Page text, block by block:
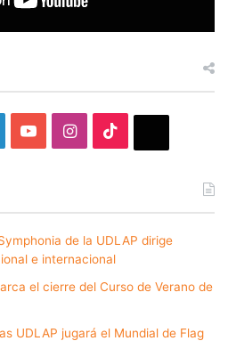
YouTubeInstagram
de la UDLAP dirige
e internacional
el cierre del Curso de Verano de
UDLAP jugará el Mundial de Flag